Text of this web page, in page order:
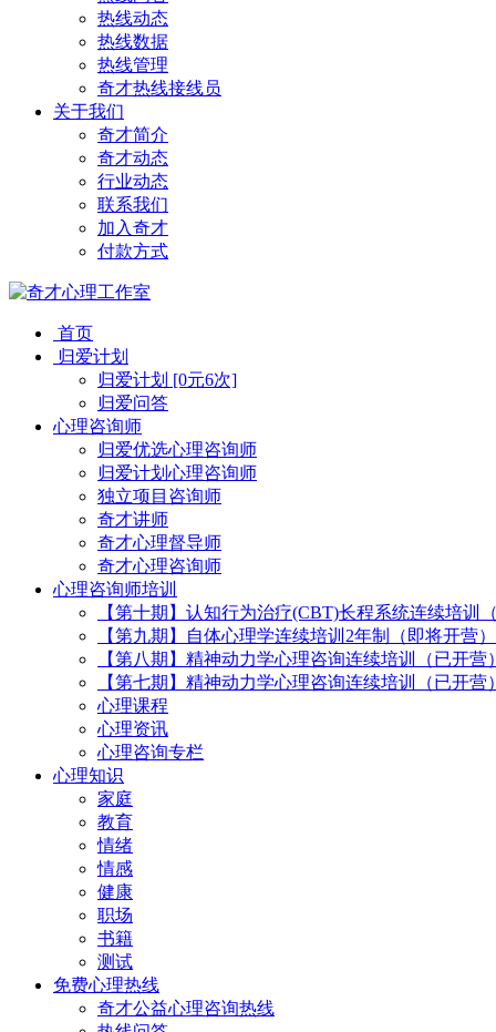
热线动态
热线数据
热线管理
奇才热线接线员
关于我们
奇才简介
奇才动态
行业动态
联系我们
加入奇才
付款方式
首页
归爱计划
归爱计划 [0元6次]
归爱问答
心理咨询师
归爱优选心理咨询师
归爱计划心理咨询师
独立项目咨询师
奇才讲师
奇才心理督导师
奇才心理咨询师
心理咨询师培训
【第十期】认知行为治疗(CBT)长程系统连续培训
【第九期】自体心理学连续培训2年制（即将开营）
【第八期】精神动力学心理咨询连续培训（已开营）
【第七期】精神动力学心理咨询连续培训（已开营）
心理课程
心理资讯
心理咨询专栏
心理知识
家庭
教育
情绪
情感
健康
职场
书籍
测试
免费心理热线
奇才公益心理咨询热线